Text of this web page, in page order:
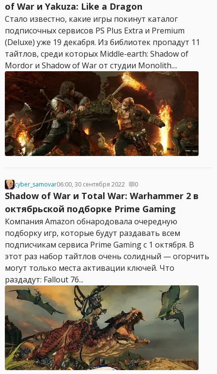
of War и Yakuza: Like a Dragon
Стало известно, какие игры покинут каталог
подписочных сервисов PS Plus Extra и Premium
(Deluxe) уже 19 декабря. Из библиотек пропадут 11
тайтлов, среди которых Middle-earth: Shadow of
Mordor и Shadow of War от студии Monolith....
cyber_samovar06:00, 30 сентября 2022 0
Shadow of War и Total War: Warhammer 2 в
октябрьской подборке Prime Gaming
Компания Amazon обнародовала очередную
подборку игр, которые будут раздавать всем
подписчикам сервиса Prime Gaming с 1 октября. В
этот раз набор тайтлов очень солидный — огорчить
могут только места активации ключей. Что
раздадут: Fallout 76...